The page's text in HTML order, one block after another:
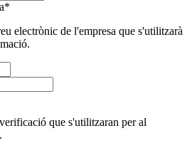
*
electrònic de l'empresa que s'utilitzarà
que s'utilitzaran per al